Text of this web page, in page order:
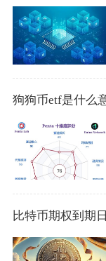
狗狗币etf是什么
比特币期权到期